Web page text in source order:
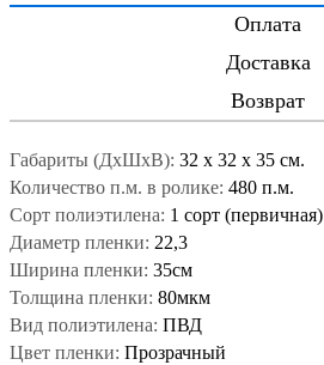
Оплата
Доставка
Возврат
Габариты (ДxШxВ): 32 x 32 x 35 см.
Количество п.м. в ролике: 480 п.м.
Сорт полиэтилена: 1 сорт (первичная)
Диаметр пленки: 22,3
Ширина пленки: 35см
Толщина пленки: 80мкм
Вид полиэтилена: ПВД
Цвет пленки: Прозрачный